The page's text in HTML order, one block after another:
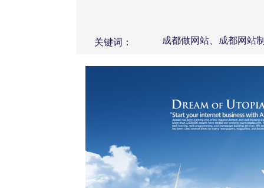
关键词： 成都做网站、成都网站